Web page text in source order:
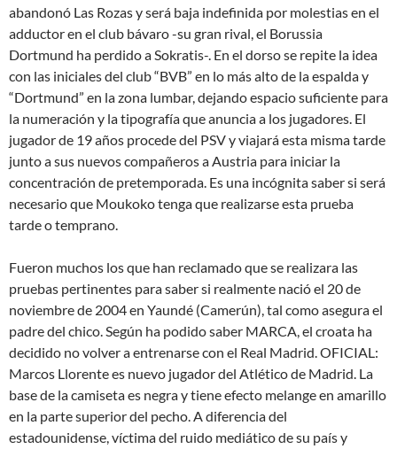
abandonó Las Rozas y será baja indefinida por molestias en el
adductor en el club bávaro -su gran rival, el Borussia
Dortmund ha perdido a Sokratis-. En el dorso se repite la idea
con las iniciales del club “BVB” en lo más alto de la espalda y
“Dortmund” en la zona lumbar, dejando espacio suficiente para
la numeración y la tipografía que anuncia a los jugadores. El
jugador de 19 años procede del PSV y viajará esta misma tarde
junto a sus nuevos compañeros a Austria para iniciar la
concentración de pretemporada. Es una incógnita saber si será
necesario que Moukoko tenga que realizarse esta prueba
tarde o temprano.
Fueron muchos los que han reclamado que se realizara las
pruebas pertinentes para saber si realmente nació el 20 de
noviembre de 2004 en Yaundé (Camerún), tal como asegura el
padre del chico. Según ha podido saber MARCA, el croata ha
decidido no volver a entrenarse con el Real Madrid. OFICIAL:
Marcos Llorente es nuevo jugador del Atlético de Madrid. La
base de la camiseta es negra y tiene efecto melange en amarillo
en la parte superior del pecho. A diferencia del
estadounidense, víctima del ruido mediático de su país y